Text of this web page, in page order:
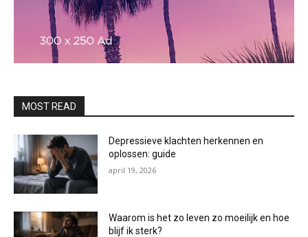
MOST READ
Depressieve klachten herkennen en
oplossen: guide
april 19, 2026
Waarom is het zo leven zo moeilijk en hoe
blijf ik sterk?